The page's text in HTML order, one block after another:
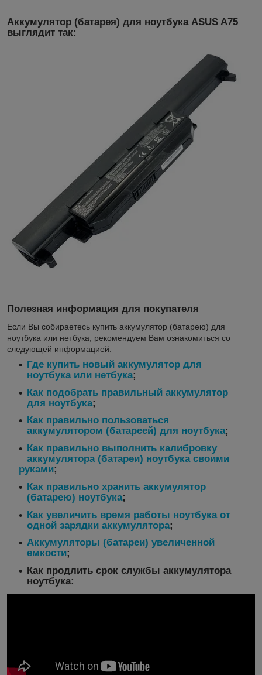
Аккумулятор (батарея) для ноутбука ASUS A75
выглядит так:
Полезная информация для покупателя
Если Вы собираетесь купить аккумулятор (батарею) для
ноутбука или нетбука, рекомендуем Вам ознакомиться со
следующей информацией:
Где купить новый аккумулятор для
ноутбука или нетбука;
Как подобрать правильный аккумулятор
для ноутбука;
Как правильно пользоваться
аккумулятором (батареей) для ноутбука;
Как правильно выполнить калибровку
аккумулятора (батареи) ноутбука своими
руками;
Как правильно хранить аккумулятор
(батарею) ноутбука;
Как увеличить время работы ноутбука от
одной зарядки аккумулятора;
Аккумуляторы (батареи) увеличенной
емкости;
Как продлить срок службы аккумулятора
ноутбука: